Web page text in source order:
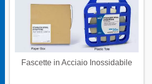
Fascette in Acciaio Inossidabile